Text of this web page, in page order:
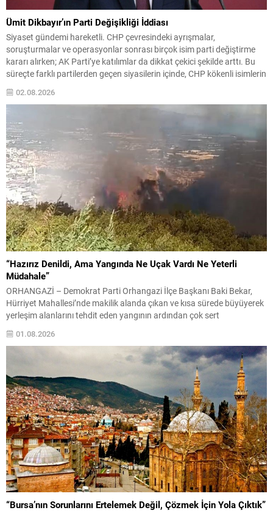
Ümit Dikbayır’ın Parti Değişikliği İddiası
Siyaset gündemi hareketli. CHP çevresindeki ayrışmalar,
soruşturmalar ve operasyonlar sonrası birçok isim parti değiştirme
kararı alırken; AK Parti’ye katılımlar da dikkat çekici şekilde arttı. Bu
süreçte farklı partilerden geçen siyasilerin içinde, CHP kökenli isimlerin
dönemde en çok konuşulan konu, tekrar bir...
02.08.2026
“Hazırız Denildi, Ama Yangında Ne Uçak Vardı Ne Yeterli
Müdahale”
ORHANGAZİ – Demokrat Parti Orhangazi İlçe Başkanı Baki Bekar,
Hürriyet Mahallesi’nde makilik alanda çıkan ve kısa sürede büyüyerek
yerleşim alanlarını tehdit eden yangının ardından çok sert
incelemelerde bulunduklarını belirten Bekar, müdahale sürecinde ciddi
koordinasyon eksiklikleri ve hazırlık yetersizlikleri yaşandığını öne
sürerek yetkilileri eleştirdi....
01.08.2026
“Bursa’nın Sorunlarını Ertelemek Değil, Çözmek İçin Yola Çıktık”